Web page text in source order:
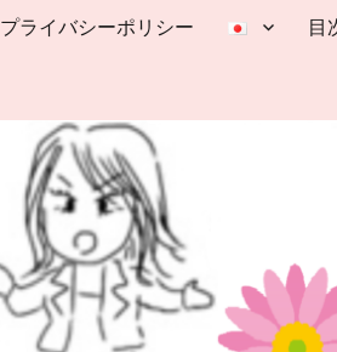
プライバシーポリシー 目